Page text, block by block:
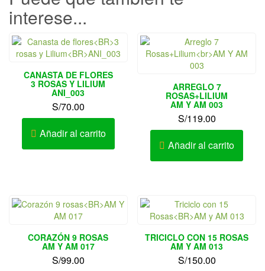
interese...
CANASTA DE FLORES
3 ROSAS Y LILIUM
ANI_003
S/70.00
Añadir al carrito
ARREGLO 7
ROSAS+LILIUM
AM Y AM 003
S/119.00
Añadir al carrito
CORAZÓN 9 ROSAS
AM Y AM 017
S/99.00
TRICICLO CON 15 ROSAS
AM Y AM 013
S/150.00